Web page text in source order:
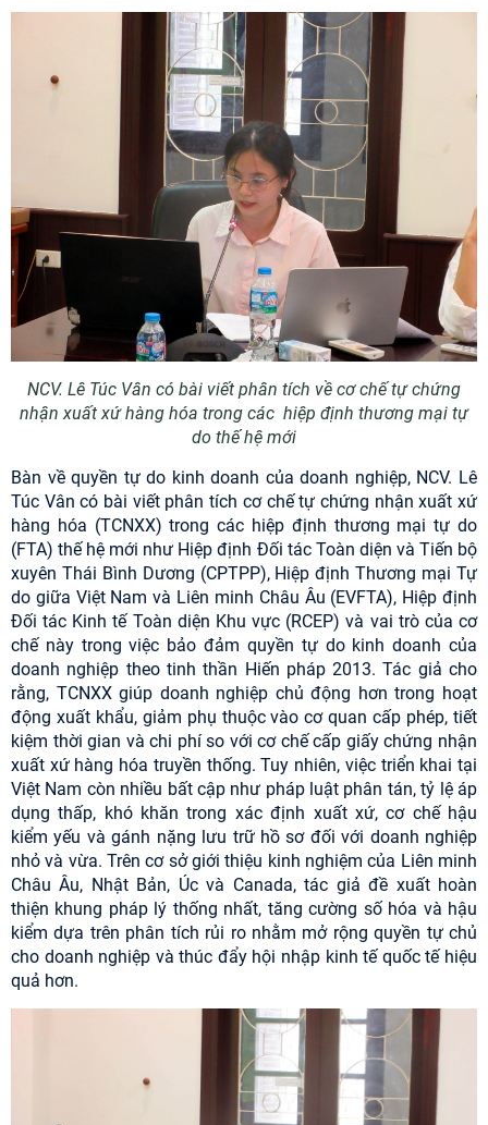
NCV. Lê Túc Vân có bài viết phân tích về cơ chế tự chứng
nhận xuất xứ hàng hóa trong các hiệp định thương mại tự
do thế hệ mới
Bàn về quyền tự do kinh doanh của doanh nghiệp, NCV. Lê
Túc Vân có bài viết phân tích cơ chế tự chứng nhận xuất xứ
hàng hóa (TCNXX) trong các hiệp định thương mại tự do
(FTA) thế hệ mới như Hiệp định Đối tác Toàn diện và Tiến bộ
xuyên Thái Bình Dương (CPTPP), Hiệp định Thương mại Tự
do giữa Việt Nam và Liên minh Châu Âu (EVFTA), Hiệp định
Đối tác Kinh tế Toàn diện Khu vực (RCEP) và vai trò của cơ
chế này trong việc bảo đảm quyền tự do kinh doanh của
doanh nghiệp theo tinh thần Hiến pháp 2013. Tác giả cho
rằng, TCNXX giúp doanh nghiệp chủ động hơn trong hoạt
động xuất khẩu, giảm phụ thuộc vào cơ quan cấp phép, tiết
kiệm thời gian và chi phí so với cơ chế cấp giấy chứng nhận
xuất xứ hàng hóa truyền thống. Tuy nhiên, việc triển khai tại
Việt Nam còn nhiều bất cập như pháp luật phân tán, tỷ lệ áp
dụng thấp, khó khăn trong xác định xuất xứ, cơ chế hậu
kiểm yếu và gánh nặng lưu trữ hồ sơ đối với doanh nghiệp
nhỏ và vừa. Trên cơ sở giới thiệu kinh nghiệm của Liên minh
Châu Âu, Nhật Bản, Úc và Canada, tác giả đề xuất hoàn
thiện khung pháp lý thống nhất, tăng cường số hóa và hậu
kiểm dựa trên phân tích rủi ro nhằm mở rộng quyền tự chủ
cho doanh nghiệp và thúc đẩy hội nhập kinh tế quốc tế hiệu
quả hơn.